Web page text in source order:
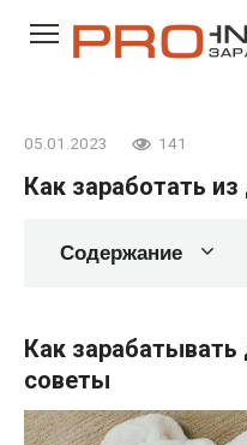
05.01.2023 141
Как заработать
Содержание
Как
советы